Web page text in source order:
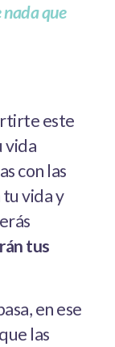
que
este
vida
con las
vida y
tus
en ese
las